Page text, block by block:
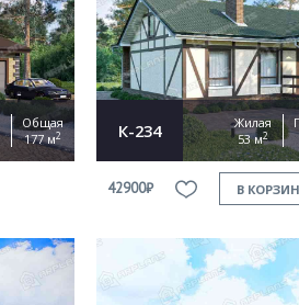
Общая
177 м2 К-234
Жилая
53 м2
42900₽ В